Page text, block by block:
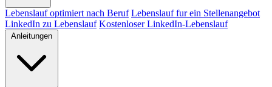
Lebenslauf optimiert nach Beruf Lebenslauf fur ein Stellenangebot
LinkedIn zu Lebenslauf Kostenloser LinkedIn-Lebenslauf